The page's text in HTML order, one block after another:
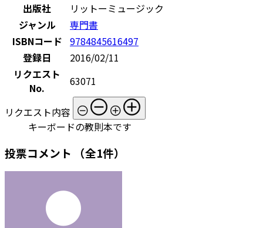
出版社
リットーミュージック
ジャンル
専門書
ISBNコード 9784845616497
登録日
2016/02/11
リクエスト
No.
63071
リクエスト内容
キーボードの教則本です
投票コメント （全1件）